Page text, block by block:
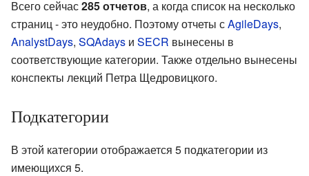
Всего сейчас285 отчетов, а когда список на несколько
страниц - это неудобно. Поэтому отчеты сAgileDays,
AnalystDays, SQAdays и SECR вынесены в
соответствующие категории. Также отдельно вынесены
конспекты лекций Петра Щедровицкого.
Подкатегории
В этой категории отображается 5 подкатегории из
имеющихся 5.